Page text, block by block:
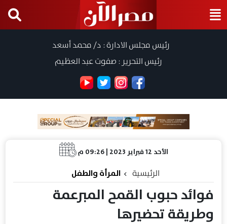
رئيس مجلس الادارة : د/ محمد أسعد
رئيس التحرير : صفوت عبد العظيم
الأحد 12 فبراير 2023 | 09:26 م
الرئيسية المرأة والطفل
فوائد حبوب القمح المبرعمة
وطريقة تحضيرها